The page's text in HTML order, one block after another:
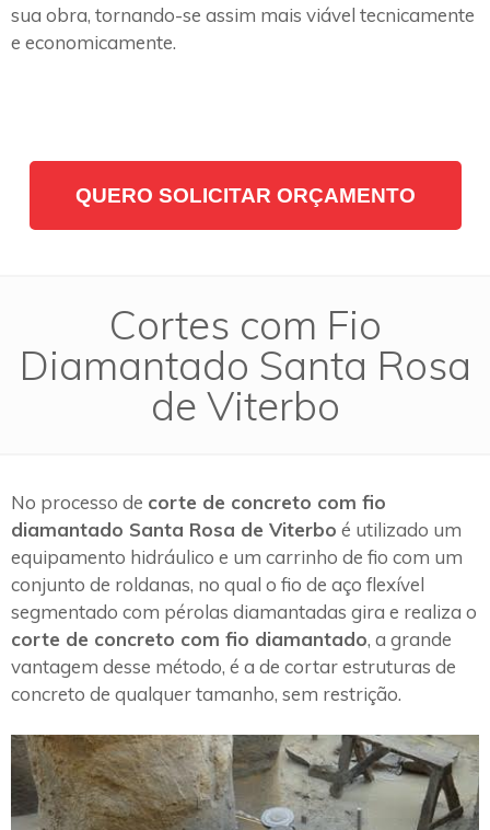
sua obra, tornando-se assim mais viável tecnicamente
e economicamente.
QUERO SOLICITAR ORÇAMENTO
Cortes com Fio
Diamantado Santa Rosa
de Viterbo
No processo de corte de concreto com fio
diamantado Santa Rosa de Viterbo é utilizado um
equipamento hidráulico e um carrinho de fio com um
conjunto de roldanas, no qual o fio de aço flexível
segmentado com pérolas diamantadas gira e realiza o
corte de concreto com fio diamantado, a grande
vantagem desse método, é a de cortar estruturas de
concreto de qualquer tamanho, sem restrição.